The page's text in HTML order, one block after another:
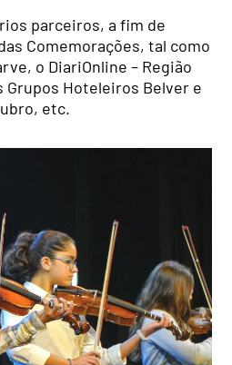
parceiros, a fim de
Comemorações, tal como
o DiariOnline – Região
Grupos Hoteleiros Belver e
etc.